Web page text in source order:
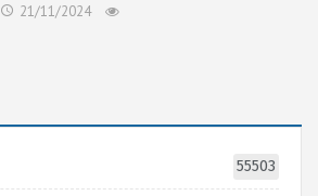
21/11/2024
55503